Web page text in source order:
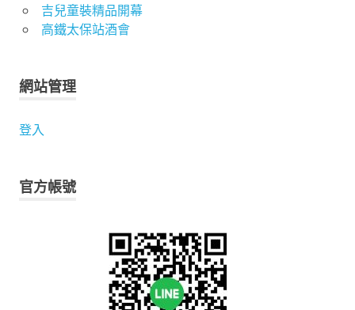
吉兒童裝精品開幕
高鐵太保站酒會
網站管理
登入
官方帳號